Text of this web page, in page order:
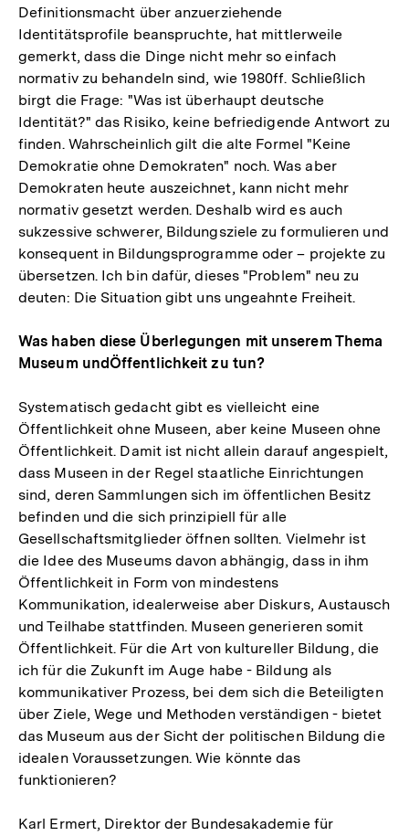
Definitionsmacht über anzuerziehende
Identitätsprofile beanspruchte, hat mittlerweile
gemerkt, dass die Dinge nicht mehr so einfach
normativ zu behandeln sind, wie 1980ff. Schließlich
birgt die Frage: "Was ist überhaupt deutsche
Identität?" das Risiko, keine befriedigende Antwort zu
finden. Wahrscheinlich gilt die alte Formel "Keine
Demokratie ohne Demokraten" noch. Was aber
Demokraten heute auszeichnet, kann nicht mehr
normativ gesetzt werden. Deshalb wird es auch
sukzessive schwerer, Bildungsziele zu formulieren und
konsequent in Bildungsprogramme oder – projekte zu
übersetzen. Ich bin dafür, dieses "Problem" neu zu
deuten: Die Situation gibt uns ungeahnte Freiheit.
Was haben diese Überlegungen mit unserem Thema
Museum undÖffentlichkeit zu tun?
Systematisch gedacht gibt es vielleicht eine
Öffentlichkeit ohne Museen, aber keine Museen ohne
Öffentlichkeit. Damit ist nicht allein darauf angespielt,
dass Museen in der Regel staatliche Einrichtungen
sind, deren Sammlungen sich im öffentlichen Besitz
befinden und die sich prinzipiell für alle
Gesellschaftsmitglieder öffnen sollten. Vielmehr ist
die Idee des Museums davon abhängig, dass in ihm
Öffentlichkeit in Form von mindestens
Kommunikation, idealerweise aber Diskurs, Austausch
und Teilhabe stattfinden. Museen generieren somit
Öffentlichkeit. Für die Art von kultureller Bildung, die
ich für die Zukunft im Auge habe - Bildung als
kommunikativer Prozess, bei dem sich die Beteiligten
über Ziele, Wege und Methoden verständigen - bietet
das Museum aus der Sicht der politischen Bildung die
idealen Voraussetzungen. Wie könnte das
funktionieren?
Karl Ermert, Direktor der Bundesakademie für